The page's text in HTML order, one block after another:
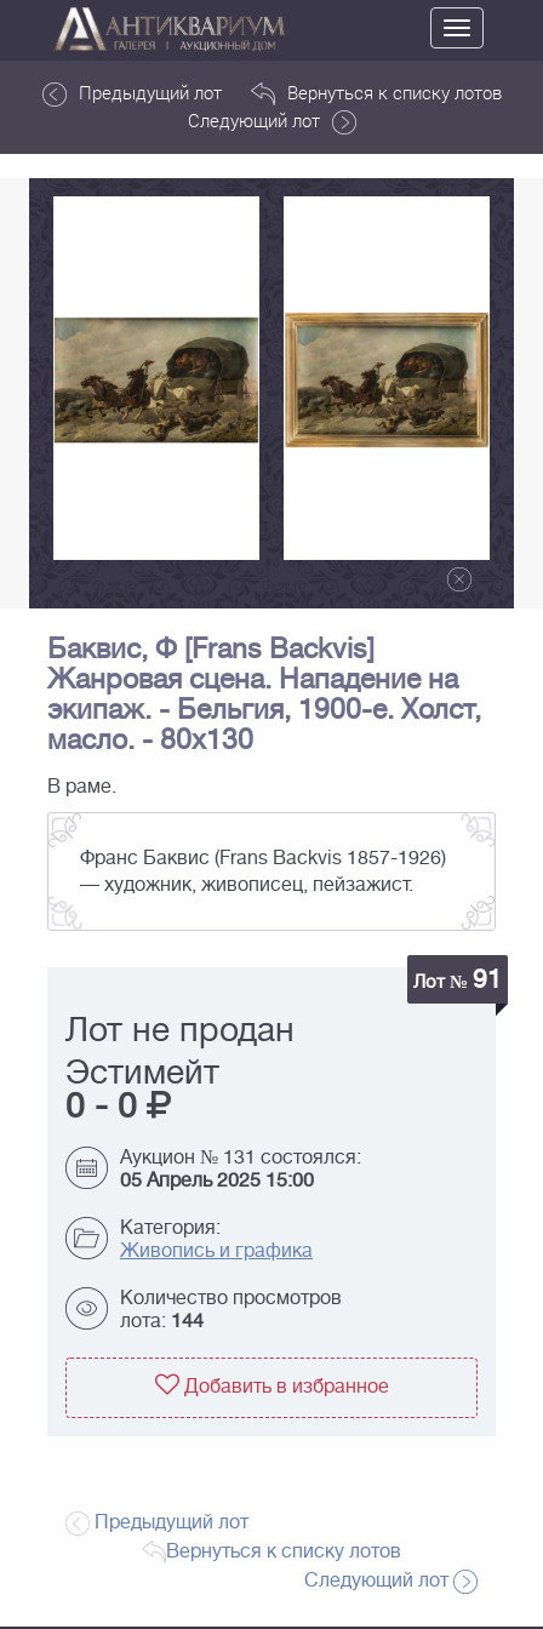
Toggle
navigation
Предыдущий лот
Вернуться к списку лотов
Следующий лот
Баквис, Ф [Frans Backvis]
Жанровая сцена. Нападение на
экипаж. - Бельгия, 1900-е. Холст,
масло. - 80х130
В раме.
Франс Баквис (Frans Backvis 1857-1926)
— художник, живописец, пейзажист.
Лот № 91
Лот не продан
Эстимейт
0 - 0
Аукцион № 131 состоялся:
05 Апрель 2025 15:00
Категория:
Живопись и графика
Количество просмотров
лота: 144
Добавить в избранное
Предыдущий лот
Вернуться к списку лотов
Следующий лот